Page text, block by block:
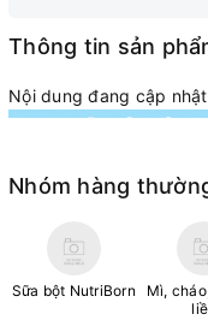
Thông tin sản
Nội dung đang cập
Nhóm hàng
Sữa bột NutriBorn
Mì,